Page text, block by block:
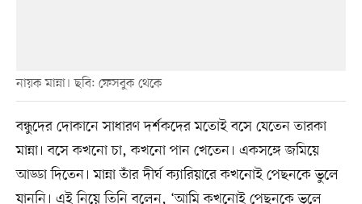
নায়ক মান্না। ছবি: ফেসবুক থেকে
বন্ধুদের দোকানে সাধারণ দর্শকদের মতোই বসে যেতেন তারকা
মান্না। বসে কখনো চা, কখনো পান খেতেন। একসঙ্গে জমিয়ে
আড্ডা দিতেন। মান্না তাঁর দীর্ঘ ক্যারিয়ারে কখনোই পেছনকে ভুলে
যাননি। এই নিয়ে তিনি বলেন, ‘আমি কখনোই পেছনকে ভুলে